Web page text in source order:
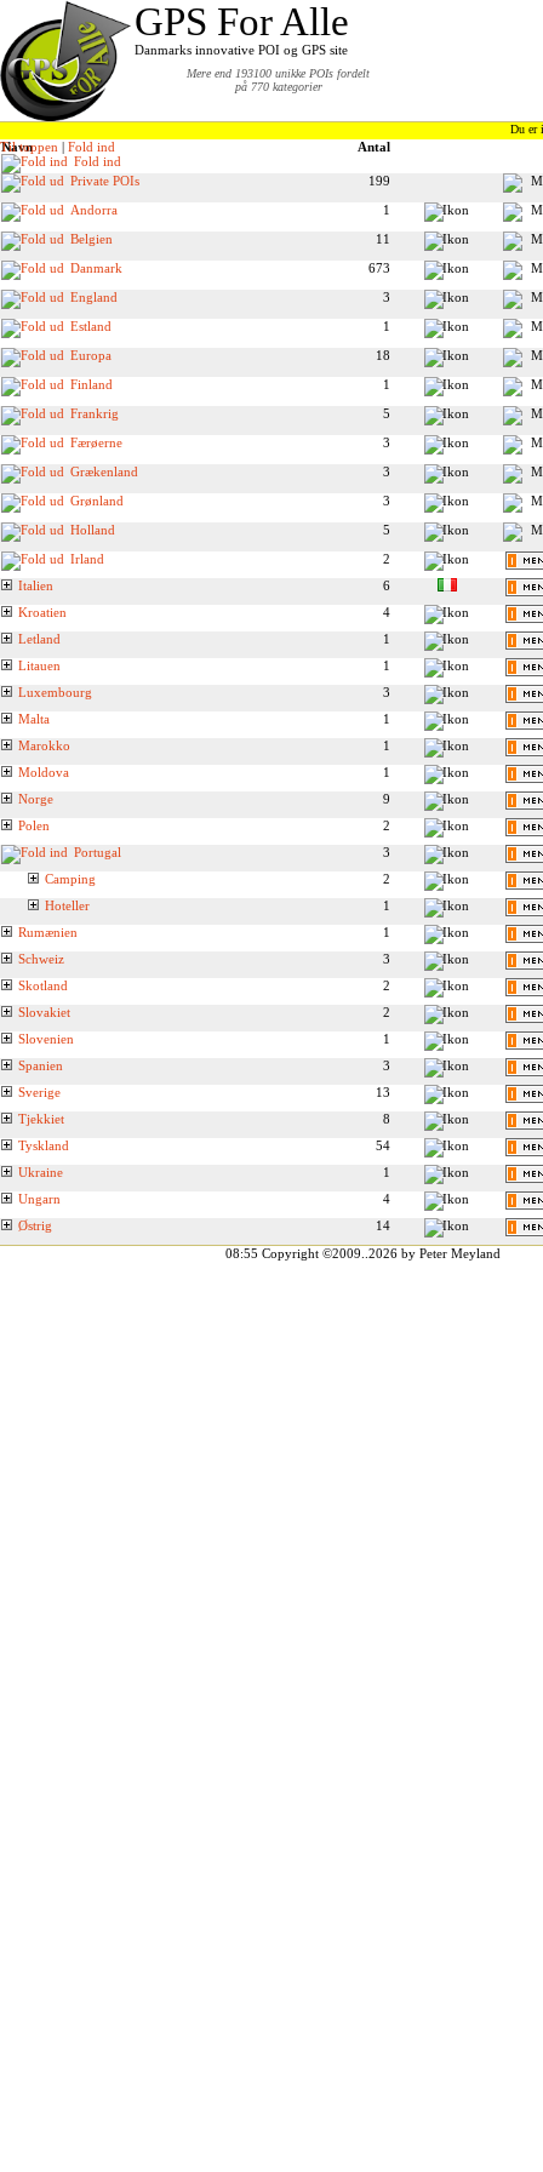
Mere end 193100 unikke POIs fordelt
på 770 kategorier
GPS For Alle
Danmarks innovative POI og GPS site
Du er
Til toppen | Fold ind
Navn
Antal
Fold ind
Private POIs
199
Andorra
1
Belgien
11
Danmark
673
England
3
Estland
1
Europa
18
Finland
1
Frankrig
5
Færøerne
3
Grækenland
3
Grønland
3
Holland
5
Irland
2
Italien
6
Kroatien
4
Letland
1
Litauen
1
Luxembourg
3
Malta
1
Marokko
1
Moldova
1
Norge
9
Polen
2
Portugal
3
Camping
2
Hoteller
1
Rumænien
1
Schweiz
3
Skotland
2
Slovakiet
2
Slovenien
1
Spanien
3
Sverige
13
Tjekkiet
8
Tyskland
54
Ukraine
1
Ungarn
4
Østrig
14
08:55Copyright ©2009..2026 by Peter Meyland